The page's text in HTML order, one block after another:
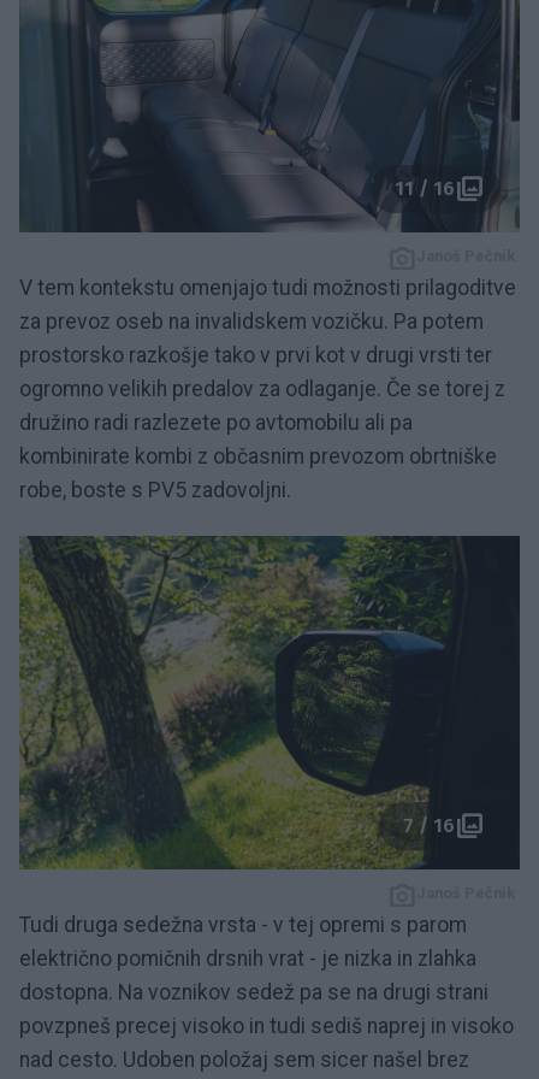
11 / 16
V tem kontekstu omenjajo tudi možnosti prilagoditve
za prevoz oseb na invalidskem vozičku. Pa potem
prostorsko razkošje tako v prvi kot v drugi vrsti ter
ogromno velikih predalov za odlaganje. Če se torej z
družino radi razlezete po avtomobilu ali pa
kombinirate kombi z občasnim prevozom obrtniške
robe, boste s PV5 zadovoljni.
7 / 16
Tudi druga sedežna vrsta - v tej opremi s parom
električno pomičnih drsnih vrat - je nizka in zlahka
dostopna. Na voznikov sedež pa se na drugi strani
povzpneš precej visoko in tudi sediš naprej in visoko
nad cesto. Udoben položaj sem sicer našel brez